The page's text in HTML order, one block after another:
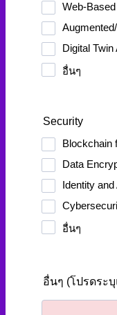
Web-
Digital Twin
อื่นๆ
Security
Blockchain
Data
Identity
อื่นๆ
อื่นๆ (โปรดระ